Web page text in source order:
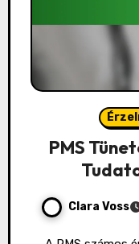
PMS
Clara Voss